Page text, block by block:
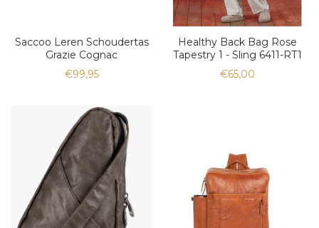
Saccoo Leren Schoudertas
Grazie Cognac
€99,95
Healthy Back Bag Rose
Tapestry 1 - Sling 6411-RT1
€65,00